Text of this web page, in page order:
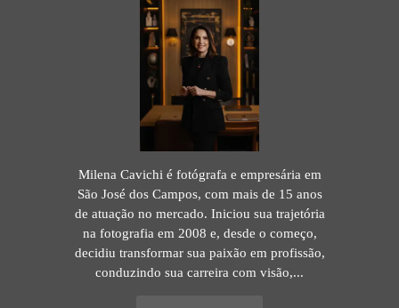
Milena Cavichi é fotógrafa e empresária em
São José dos Campos, com mais de 15 anos
de atuação no mercado. Iniciou sua trajetória
na fotografia em 2008 e, desde o começo,
decidiu transformar sua paixão em profissão,
conduzindo sua carreira com visão,...